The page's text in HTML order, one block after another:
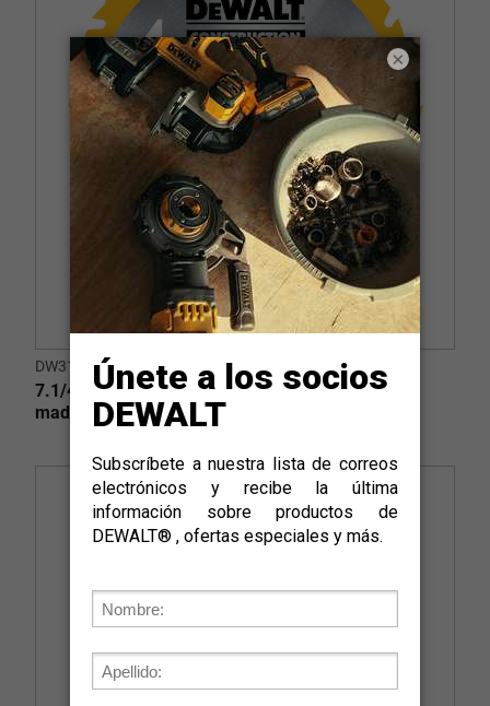
DW3178
7.1/4" (185mm) 24d, ATB (+18°), eje 5/8" corte
madera
×